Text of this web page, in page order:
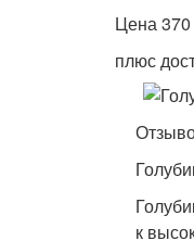
Цена
плюс
к